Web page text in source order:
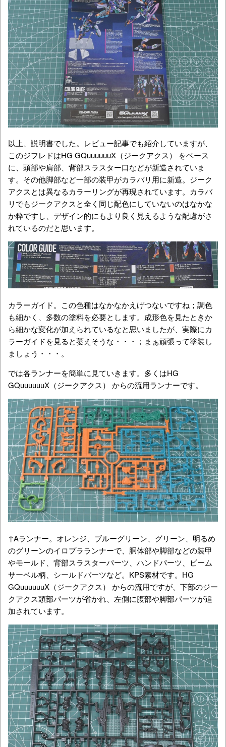
以上、説明書でした。レビュー記事でも紹介していますが、
このジフレドはHG GQuuuuuuX（ジークアクス）
をベース
に、頭部や肩部、背部スラスター口などが新造されていま
す。その他脚部など一部の装甲がカラバリ用に新造。ジーク
アクスとは異なるカラーリングが再現されています。カラバ
リでもジークアクスと全く同じ配色にしていないのはなかな
か粋ですし、デザイン的にもより良く見えるような配慮がさ
れているのだと思います。
カラーガイド。この色種はなかなかえげつないですね；調色
も細かく、多数の塗料を必要とします。成形色を見たときか
ら細かな変化が加えられているなと思いましたが、実際にカ
ラーガイドを見ると萎えそうな・・・；まぁ頑張って塗装し
ましょう・・・。
では各ランナーを簡単に見ていきます。多くはHG
GQuuuuuuX（ジークアクス）
からの流用ランナーです。
↑Aランナー。オレンジ、ブルーグリーン、グリーン、明るめ
のグリーンのイロプラランナーで、胴体部や脚部などの装甲
やモールド、背部スラスターパーツ、ハンドパーツ、ビーム
サーベル柄、シールドパーツなど。KPS素材です。HG
GQuuuuuuX（ジークアクス） からの流用ですが、下部のジー
クアクス頭部パーツが省かれ、左側に腹部や脚部パーツが追
加されています。